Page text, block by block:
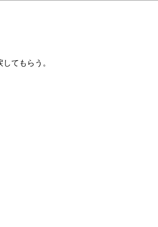
てもらう。